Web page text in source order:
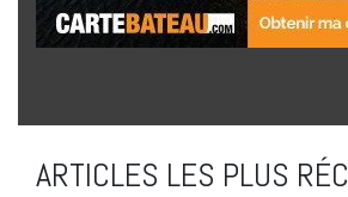
ARTICLES LES PLUS